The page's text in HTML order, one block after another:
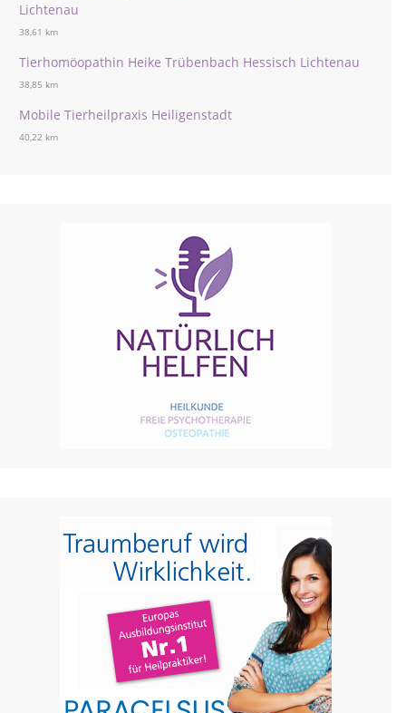
Lichtenau
38,61 km
Tierhomöopathin Heike Trübenbach Hessisch Lichtenau
38,85 km
Mobile Tierheilpraxis Heiligenstadt
40,22 km